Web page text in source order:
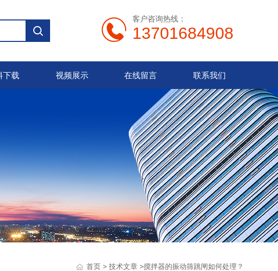
客户咨询热线：
13701684908
下载 视频展示 在线留言 联系我们
首页> 技术文章>搅拌器的振动筛跳闸如何处理？